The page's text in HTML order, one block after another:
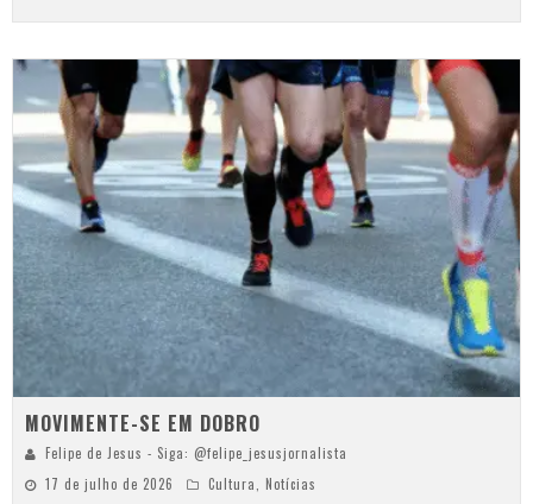
MOVIMENTE-SE EM DOBRO
Felipe de Jesus - Siga: @felipe_jesusjornalista
17 de julho de 2026
Cultura Notícias